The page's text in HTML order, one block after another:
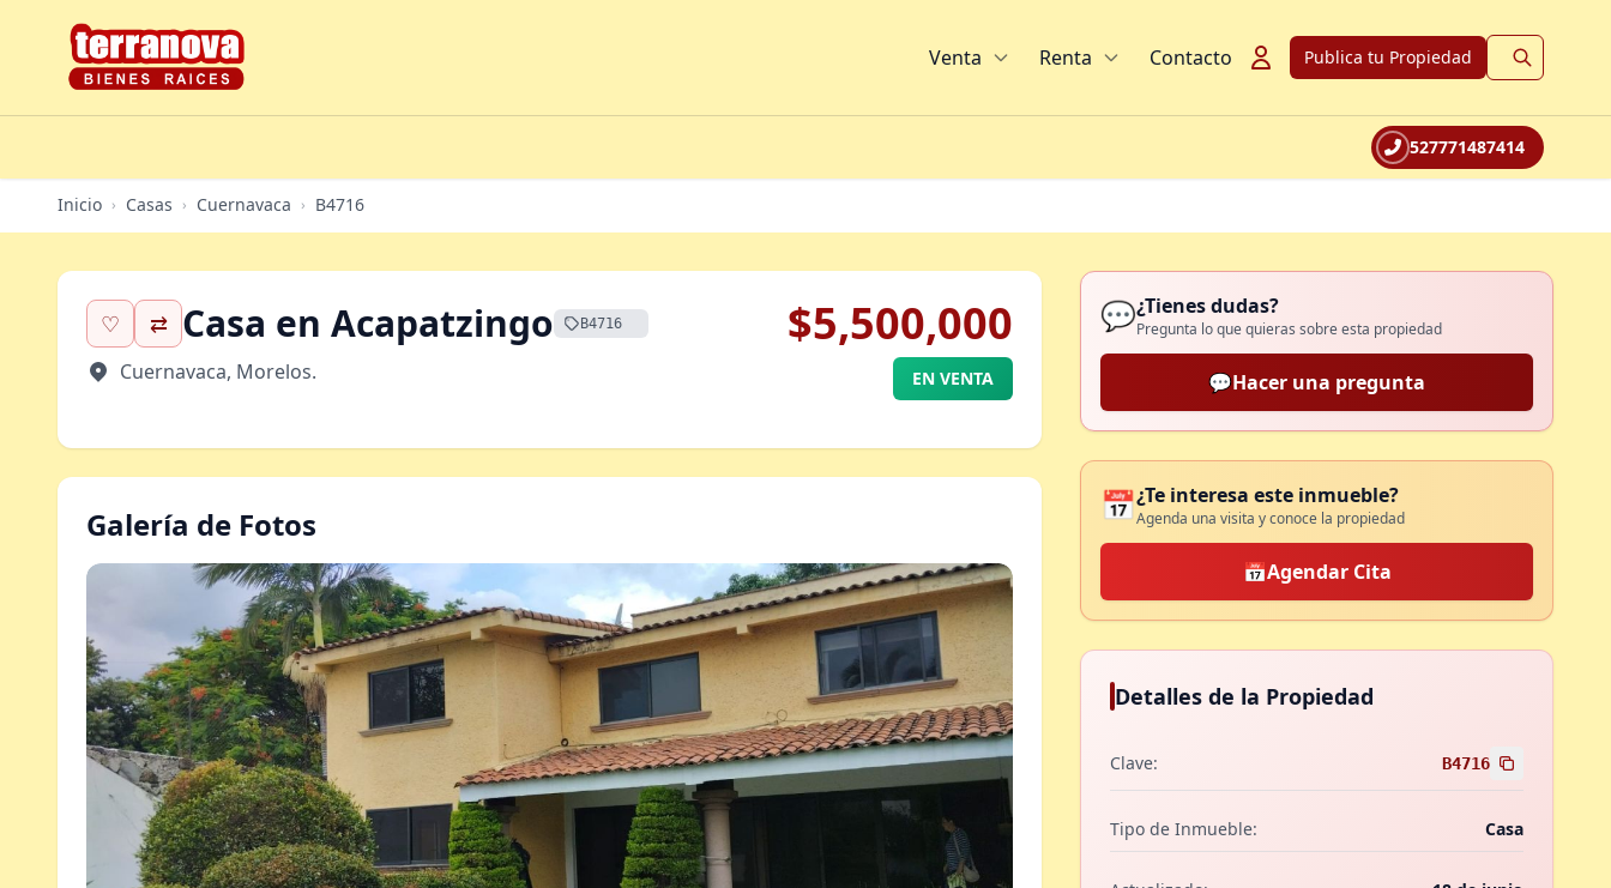
Venta Renta Contacto Publica tu Propiedad
527771487414
Inicio › Casas › Cuernavaca › B4716
♡ ⇄ Casa en Acapatzingo B4716
Cuernavaca, Morelos.
$5,500,000
EN VENTA
Galería de Fotos
💬¿Tienes dudas?
Pregunta lo que quieras sobre esta propiedad
💬Hacer una pregunta
📅¿Te interesa este inmueble?
Agenda una visita y conoce la propiedad
📅Agendar Cita
Detalles de la Propiedad
Clave: B4716
Tipo de Inmueble: Casa